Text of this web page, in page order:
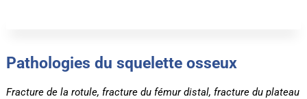
Pathologies du squelette osseux
Fracture de la rotule, fracture du fémur distal, fracture du plateau